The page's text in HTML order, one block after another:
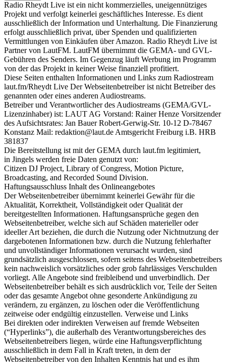
Radio Rheydt Live ist ein nicht kommerzielles, uneigennütziges
Projekt und verfolgt keinerlei geschäftliches Interesse. Es dient
ausschließlich der Information und Unterhaltung. Die Finanzierung
erfolgt ausschließlich privat, über Spenden und qualifizierten
Vermittlungen von Einkäufen über Amazon. Radio Rheydt Live ist
Partner von LautFM. LautFM übernimmt die GEMA- und GVL-
Gebühren des Senders. Im Gegenzug läuft Werbung im Programm
von der das Projekt in keiner Weise finanziell profitiert.
Diese Seiten enthalten Informationen und Links zum Radiostream
laut.fm/Rheydt Live Der Webseitenbetreiber ist nicht Betreiber des
genannten oder eines anderen Audiostreams.
Betreiber und Verantwortlicher des Audiostreams (GEMA/GVL-
Lizenzinhaber) ist: LAUT AG Vorstand: Rainer Henze Vorsitzender
des Aufsichtsrates: Jan Bauer Robert-Gerwig-Str. 10-12 D-78467
Konstanz Mail: redaktion@laut.de Amtsgericht Freiburg i.B. HRB
381837
Die Bereitstellung ist mit der GEMA durch laut.fm legitimiert,
in Jingels werden freie Daten genutzt von:
Citizen DJ Project, Library of Congress, Motion Picture,
Broadcasting, and Recorded Sound Division.
Haftungsausschluss Inhalt des Onlineangebotes
Der Webseitenbetreiber übernimmt keinerlei Gewähr für die
Aktualität, Korrektheit, Vollständigkeit oder Qualität der
bereitgestellten Informationen. Haftungsansprüche gegen den
Webseitenbetreiber, welche sich auf Schäden materieller oder
ideeller Art beziehen, die durch die Nutzung oder Nichtnutzung der
dargebotenen Informationen bzw. durch die Nutzung fehlerhafter
und unvollständiger Informationen verursacht wurden, sind
grundsätzlich ausgeschlossen, sofern seitens des Webseitenbetreibers
kein nachweislich vorsätzliches oder grob fahrlässiges Verschulden
vorliegt. Alle Angebote sind freibleibend und unverbindlich. Der
Webseitenbetreiber behält es sich ausdrücklich vor, Teile der Seiten
oder das gesamte Angebot ohne gesonderte Ankündigung zu
verändern, zu ergänzen, zu löschen oder die Veröffentlichung
zeitweise oder endgültig einzustellen. Verweise und Links
Bei direkten oder indirekten Verweisen auf fremde Webseiten
(“Hyperlinks”), die außerhalb des Verantwortungsbereiches des
Webseitenbetreibers liegen, würde eine Haftungsverpflichtung
ausschließlich in dem Fall in Kraft treten, in dem der
Webseitenbetreiber von den Inhalten Kenntnis hat und es ihm